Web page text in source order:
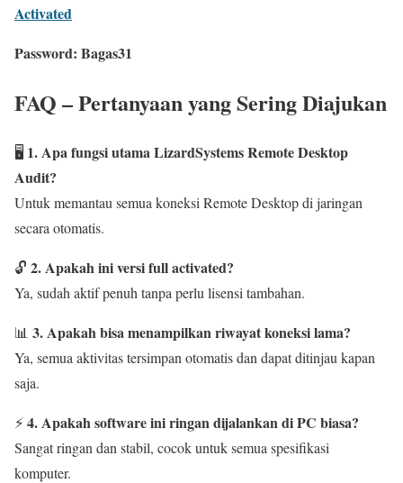
Activated
Password: Bagas31
FAQ – Pertanyaan yang Sering Diajukan
🖥️ 1. Apa fungsi utama LizardSystems Remote Desktop
Audit?
Untuk memantau semua koneksi Remote Desktop di jaringan
secara otomatis.
🔓 2. Apakah ini versi full activated?
Ya, sudah aktif penuh tanpa perlu lisensi tambahan.
📊 3. Apakah bisa menampilkan riwayat koneksi lama?
Ya, semua aktivitas tersimpan otomatis dan dapat ditinjau kapan
saja.
⚡4. Apakah software ini ringan dijalankan di PC biasa?
Sangat ringan dan stabil, cocok untuk semua spesifikasi
komputer.